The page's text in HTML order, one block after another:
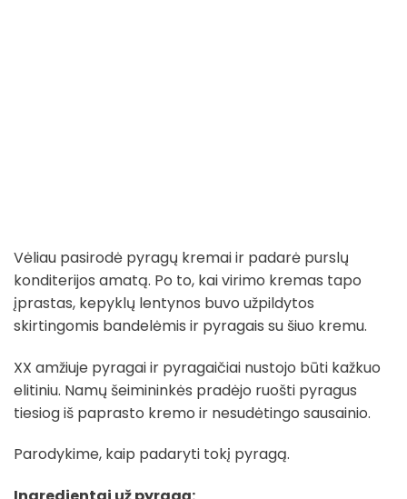
Vėliau pasirodė pyragų kremai ir padarė purslų
konditerijos amatą. Po to, kai virimo kremas tapo
įprastas, kepyklų lentynos buvo užpildytos
skirtingomis bandelėmis ir pyragais su šiuo kremu.
XX amžiuje pyragai ir pyragaičiai nustojo būti kažkuo
elitiniu. Namų šeimininkės pradėjo ruošti pyragus
tiesiog iš paprasto kremo ir nesudėtingo sausainio.
Parodykime, kaip padaryti tokį pyragą.